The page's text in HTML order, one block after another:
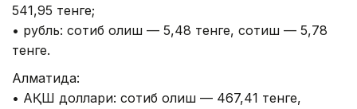
541,95 тенге;
• рубль: сотиб олиш — 5,48 тенге, сотиш — 5,78
тенге.
Алматида:
• АҚШ доллари: сотиб олиш — 467,41 тенге,